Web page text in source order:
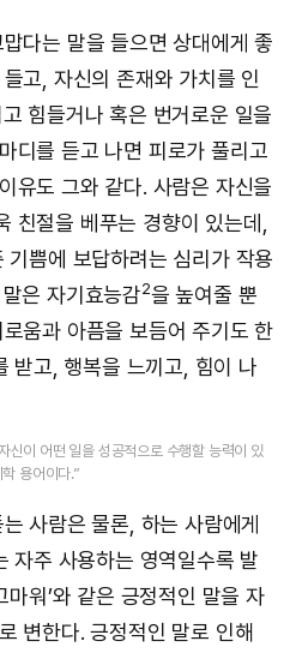
다는 말을 들으면 상대에게 좋
고, 자신의 존재와 가치를 인
힘들거나 혹은 번거로운 일을
디를 듣고 나면 피로가 풀리고
유도 그와 같다. 사람은 자신을
친절을 베푸는 경향이 있는데,
쁨에 보답하려는 심리가 작용
은 자기효능감2을 높여줄 뿐
움과 아픔을 보듬어 주기도 한
받고, 행복을 느끼고, 힘이 나
신이 어떤 일을 성공적으로 수행할 능력이 있
용어이다.”
사람은 물론, 하는 사람에게
자주 사용하는 영역일수록 발
마워’와 같은 긍정적인 말을 자
변한다. 긍정적인 말로 인해